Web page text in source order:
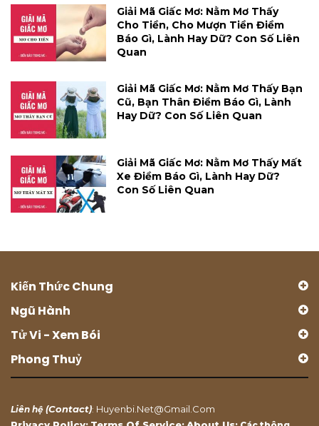
Giải Mã Giấc Mơ: Nằm Mơ Thấy
Cho Tiền, Cho Mượn Tiền Điềm
Báo Gì, Lành Hay Dữ? Con Số Liên
Quan
Giải Mã Giấc Mơ: Nằm Mơ Thấy Bạn
Cũ, Bạn Thân Điềm Báo Gì, Lành
Hay Dữ? Con Số Liên Quan
Giải Mã Giấc Mơ: Nằm Mơ Thấy Mất
Xe Điềm Báo Gì, Lành Hay Dữ?
Con Số Liên Quan
Kiến Thức Chung
Ngũ Hành
Tử Vi - Xem Bói
Phong Thuỷ
Liên hệ (Contact): Huyenbi.net@gmail.com